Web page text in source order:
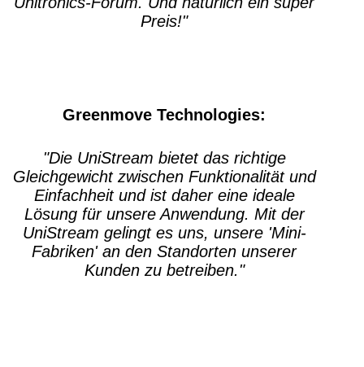
Preis!"
Greenmove Technologies:
"Die UniStream bietet das richtige
Gleichgewicht zwischen Funktionalität und
Einfachheit und ist daher eine ideale
Lösung für unsere Anwendung. Mit der
UniStream gelingt es uns, unsere 'Mini-
Fabriken' an den Standorten unserer
Kunden zu betreiben."